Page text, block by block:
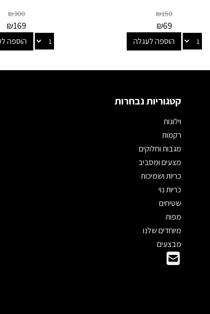
₪150
₪69
הוספה לעגלה
₪300
₪169
הוספה
קטגוריות נבחרות
וילונות
רקמות
מגבות וחלוקים
מצעים ומסביב
כריות ושמיכות
כריות נוי
שטיחים
מפות
מיוחדים שלנו
מבצעים